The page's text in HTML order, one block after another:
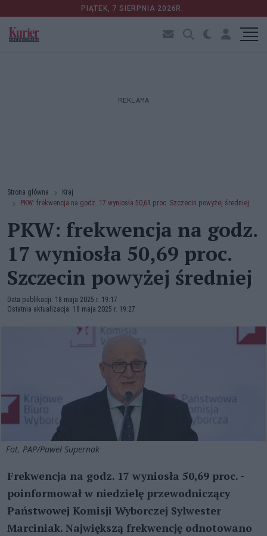
PIĄTEK, 7 SIERPNIA 2026R.
REKLAMA
Strona główna
Kraj
PKW: frekwencja na godz. 17 wyniosła 50,69 proc. Szczecin powyżej średniej
PKW: frekwencja na godz.
17 wyniosła 50,69 proc.
Szczecin powyżej średniej
Data publikacji: 18 maja 2025 r. 19:17
Ostatnia aktualizacja: 18 maja 2025 r. 19:27
Fot. PAP/Paweł Supernak
Frekwencja na godz. 17 wyniosła 50,69 proc. -
poinformował w niedzielę przewodniczący
Państwowej Komisji Wyborczej Sylwester
Marciniak. Największą frekwencję odnotowano